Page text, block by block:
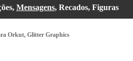
Mensagens, Recados, Figuras
Orkut, Glitter Graphics